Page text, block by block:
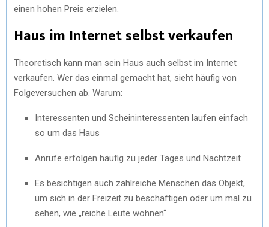
einen hohen Preis erzielen.
Haus im Internet selbst verkaufen
Theoretisch kann man sein Haus auch selbst im Internet
verkaufen. Wer das einmal gemacht hat, sieht häufig von
Folgeversuchen ab. Warum:
Interessenten und Scheininteressenten laufen einfach
so um das Haus
Anrufe erfolgen häufig zu jeder Tages und Nachtzeit
Es besichtigen auch zahlreiche Menschen das Objekt,
um sich in der Freizeit zu beschäftigen oder um mal zu
sehen, wie „reiche Leute wohnen“